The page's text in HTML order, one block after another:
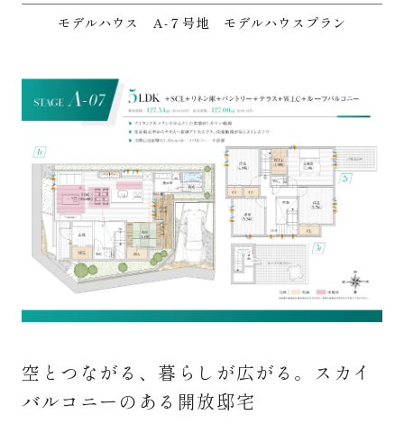
モデルハウス A-７号地 モデルハウスプラン
空とつながる、暮らしが広がる。スカイ
バルコニーのある開放邸宅